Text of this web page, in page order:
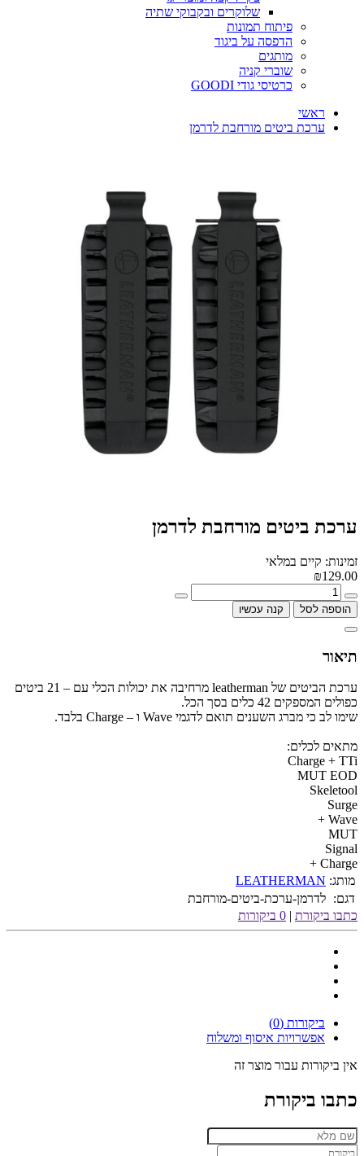
שלוקרים ובקבוקי שתיה
פיתוח תמונות
הדפסה על ביגוד
מותגים
שוברי קניה
כרטיסי גודי GOODI
ראשי
ערכת ביטים מורחבת לדרמן
ערכת ביטים מורחבת לדרמן
זמינות: קיים במלאי
₪129.00
הוספה לסל קנה עכשיו
תיאור
ערכת הביטים של leatherman מרחיבה את יכולות הכלי עם – 21 ביטים
כפולים המספקים 42 כלים בסך הכל.
שימו לב כי מברג השענים תואם לדגמי Wave ו – Charge בלבד.
מתאים לכלים:
Charge + TTi
MUT EOD
Skeletool
Surge
Wave +
MUT
Signal
Charge +
מותג: LEATHERMAN
דגם: לדרמן-ערכת-ביטים-מורחבת
כתבו ביקורת | 0 ביקורות
ביקורות (0)
אפשרויות איסוף ומשלוח
אין ביקורות עבור מוצר זה
כתבו ביקורת